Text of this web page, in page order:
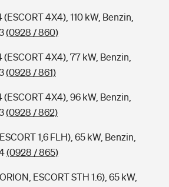
4X4), 110 kW, Benzin,
(0928 / 860)
4X4), 77 kW, Benzin,
(0928 / 861)
4X4), 96 kW, Benzin,
(0928 / 862)
1,6 FLH), 65 kW, Benzin,
(0928 / 865)
ESCORT STH 1.6), 65 kW,